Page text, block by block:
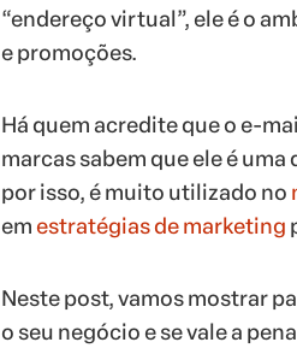
“endereço virtual”, ele é o
e promoções.
Há quem acredite que o e-
marcas sabem que ele é
por isso, é muito utilizado no
emestratégias de marketing
Neste post, vamos mostrar
o seu negócio e se vale a